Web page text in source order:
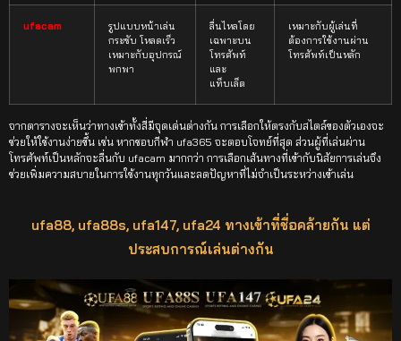
ufacam
รูปแบบหน้าเล่น
กระชับ โหลดเร็ว
เหมาะกับอุปกรณ์
พกพา
ลื่นไหลโดย
เฉพาะบน
โทรศัพท์
และ
แท็บเล็ต
เหมาะกับผู้เล่นที่
ต้องการใช้งานผ่าน
โทรศัพท์เป็นหลัก
จากตารางจะเห็นว่าทางเข้าทั้งสี่มีจุดเด่นต่างกัน การเลือกให้ตรงกับสไตล์ของตัวเองจะ
ช่วยให้ใช้งานง่ายขึ้น เช่น หากชอบกีฬา ufa365 จะตอบโจทย์ที่สุด ส่วนผู้ที่เล่นผ่าน
โทรศัพท์เป็นหลักจะลื่นกับ ufacam มากกว่า การเลือกเส้นทางที่เข้ากับนิสัยการเล่นจึง
ช่วยเพิ่มความสบายในการใช้งานทุกวันและลดปัญหาที่ไม่จำเป็นระหว่างเข้าเล่น
ufa88, ufa88s, ufa147, ufa24 ทางเข้าที่ชื่อคล้ายกัน แต่
ประสบการณ์เล่นต่างกัน